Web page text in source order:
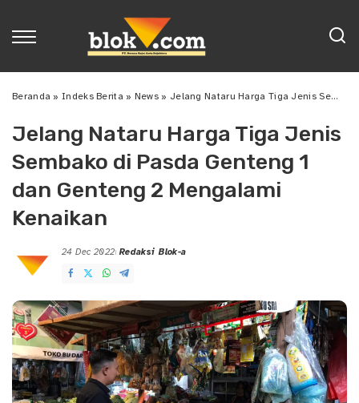
Beranda »Indeks Berita » News » Jelang Nataru Harga Tiga Jenis Sembako di Pasda Genteng 1 dan Genteng 2 Mengalami Kenaikan
Jelang Nataru Harga Tiga Jenis
Sembako di Pasda Genteng 1
dan Genteng 2 Mengalami
Kenaikan
24 Dec 2022
Posted
by
Redaksi Blok-a